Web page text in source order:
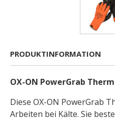
PRODUKTINFORMATION
OX-ON PowerGrab
Diese OX-ON PowerGrab
Arbeiten bei Kälte. Sie